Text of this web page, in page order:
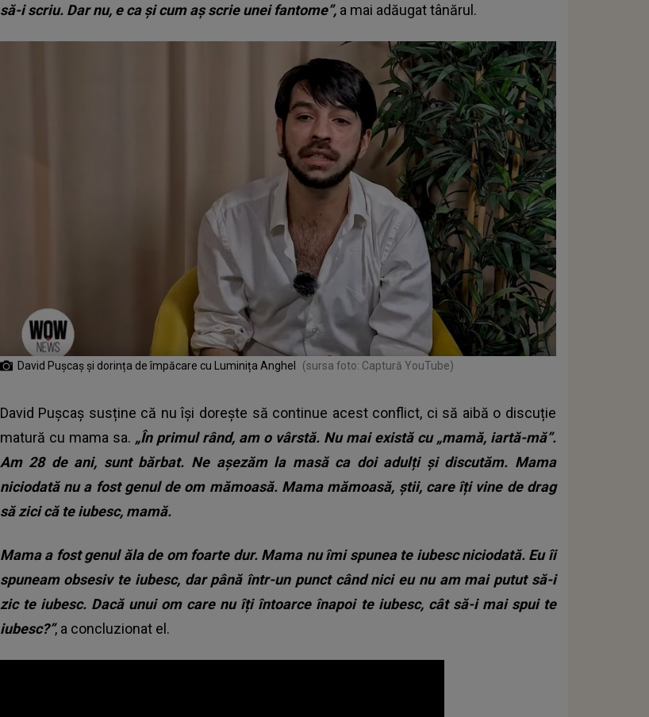
să-i scriu. Dar nu, e ca și cum aș scrie unei fantome”, a mai adăugat tânărul.
David Pușcaș și dorința de împăcare cu Luminița Anghel (sursa foto: Captură YouTube)
David Pușcaș susține că nu își dorește să continue acest conflict, ci să aibă o discuție
matură cu mama sa. „În primul rând, am o vârstă. Nu mai există cu „mamă, iartă-mă”.
Am 28 de ani, sunt bărbat. Ne așezăm la masă ca doi adulți și discutăm. Mama
niciodată nu a fost genul de om mămoasă. Mama mămoasă, știi, care îți vine de drag
să zici că te iubesc, mamă.
Mama a fost genul ăla de om foarte dur. Mama nu îmi spunea te iubesc niciodată. Eu îi
spuneam obsesiv te iubesc, dar până într-un punct când nici eu nu am mai putut să-i
zic te iubesc. Dacă unui om care nu îți întoarce înapoi te iubesc, cât să-i mai spui te
iubesc?”, a concluzionat el.